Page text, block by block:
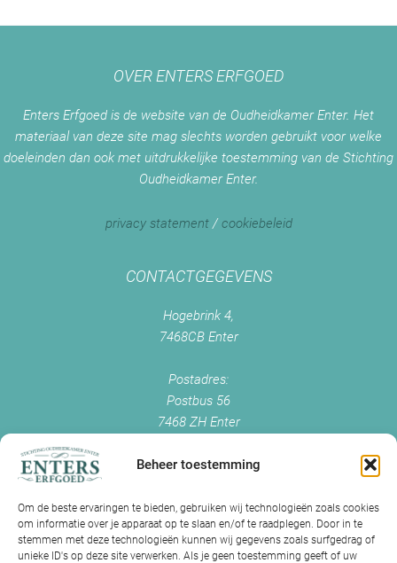
Beheer toestemming
Om de beste ervaringen te bieden, gebruiken wij technologieën zoals cookies
om informatie over je apparaat op te slaan en/of te raadplegen. Door in te
stemmen met deze technologieën kunnen wij gegevens zoals surfgedrag of
unieke ID's op deze site verwerken. Als je geen toestemming geeft of uw
OVER ENTERS ERFGOED
Enters Erfgoed is de website van de Oudheidkamer Enter. Het
materiaal van deze site mag slechts worden gebruikt voor welke
doeleinden dan ook met uitdrukkelijke toestemming van de Stichting
Oudheidkamer Enter.
privacy statement/cookiebeleid
CONTACTGEGEVENS
Hogebrink 4,
7468CB Enter
Postadres:
Postbus 56
7468 ZH Enter
info@enterserfgoed.nl
IK HEB OUDE FOTO'S